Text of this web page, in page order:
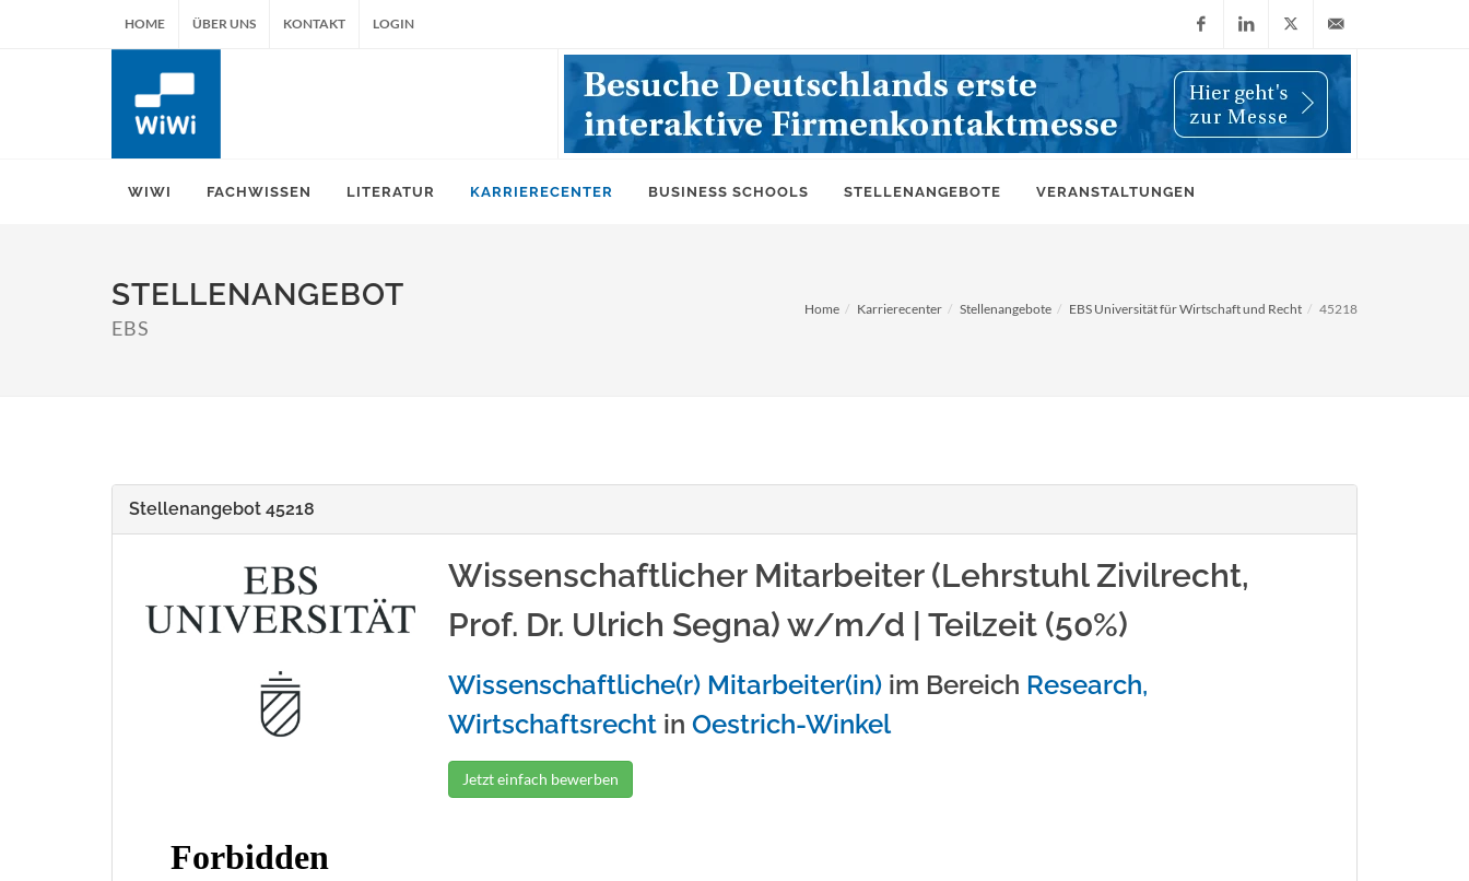
HOME ÜBER UNS KONTAKT LOGIN
FacebookLinkedIn
X
(Twitter)
info@wiwi-
WIWI FACHWISSEN LITERATUR KARRIERECENTER BUSINESS SCHOOLS STELLENANGEBOTE VERANSTALTUNGEN
STELLENANGEBOT
EBS
Home Karrierecenter Stellenangebote EBS Universität für Wirtschaft und Recht 45218
Stellenangebot 45218
Wissenschaftlicher Mitarbeiter (Lehrstuhl Zivilrecht,
Prof. Dr. Ulrich Segna) w/m/d | Teilzeit (50%)
Wissenschaftliche(r) Mitarbeiter(in) im Bereich Research,
Wirtschaftsrecht in Oestrich-Winkel
Jetzt einfach bewerben